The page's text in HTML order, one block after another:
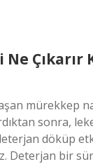
Çıkarır
mürekkep
sonra,
döküp
Deterjan bir